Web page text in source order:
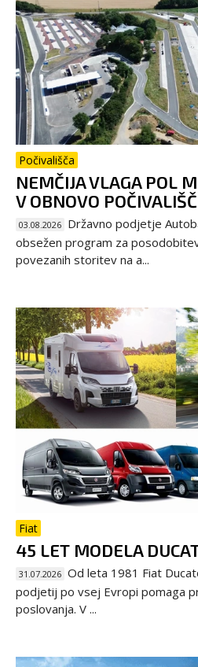
Počivališča
NEMČIJA VLAGA POL
V OBNOVO POČIVALIŠČ
03.08.2026 Državno podjetje
obsežen program za
povezanih storitev na a...
Fiat
45 LET MODELA
31.07.2026 Od leta 1981 Fiat
podjetij po vsej Evropi pomaga
poslovanja. V ...